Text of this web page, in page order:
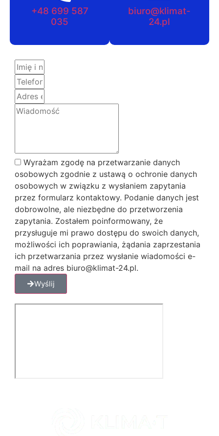
+48 699 587
035
biuro@klimat-
24.pl
Wyrażam zgodę na przetwarzanie danych
osobowych zgodnie z ustawą o ochronie danych
osobowych w związku z wysłaniem zapytania
przez formularz kontaktowy. Podanie danych jest
dobrowolne, ale niezbędne do przetworzenia
zapytania. Zostałem poinformowany, że
przysługuje mi prawo dostępu do swoich danych,
możliwości ich poprawiania, żądania zaprzestania
ich przetwarzania przez wysłanie wiadomości e-
mail na adres biuro@klimat-24.pl.
Wyślij